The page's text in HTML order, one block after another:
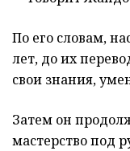
По его словам,
лет, до их
свои знания,
Затем он
мастерство под